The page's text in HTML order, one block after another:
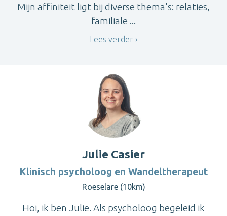
Mijn affiniteit ligt bij diverse thema's: relaties,
familiale ...
Lees verder
Julie Casier
Klinisch psycholoog en Wandeltherapeut
Roeselare (10km)
Hoi, ik ben Julie. Als psycholoog begeleid ik